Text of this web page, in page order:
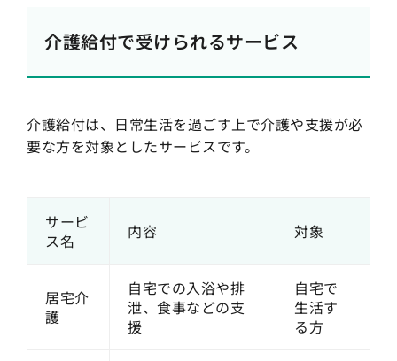
介護給付で受けられるサービス
介護給付は、日常生活を過ごす上で介護や支援が必
要な方を対象としたサービスです。
サービ
ス名
内容 対象
居宅介
護
自宅での入浴や排
泄、食事などの支
援
自宅で
生活す
る方